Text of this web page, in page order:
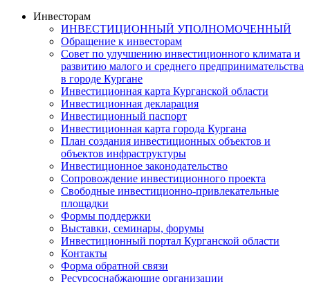
Инвесторам
ИНВЕСТИЦИОННЫЙ УПОЛНОМОЧЕННЫЙ
Обращение к инвесторам
Совет по улучшению инвестиционного климата и
развитию малого и среднего предпринимательства
в городе Кургане
Инвестиционная карта Курганской области
Инвестиционная декларация
Инвестиционный паспорт
Инвестиционная карта города Кургана
План создания инвестиционных объектов и
объектов инфраструктуры
Инвестиционное законодательство
Сопровождение инвестиционного проекта
Свободные инвестиционно-привлекательные
площадки
Формы поддержки
Выставки, семинары, форумы
Инвестиционный портал Курганской области
Контакты
Форма обратной связи
Ресурсоснабжающие организации